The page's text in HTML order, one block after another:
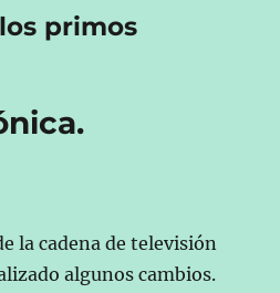
primos
la cadena de televisión
algunos cambios.